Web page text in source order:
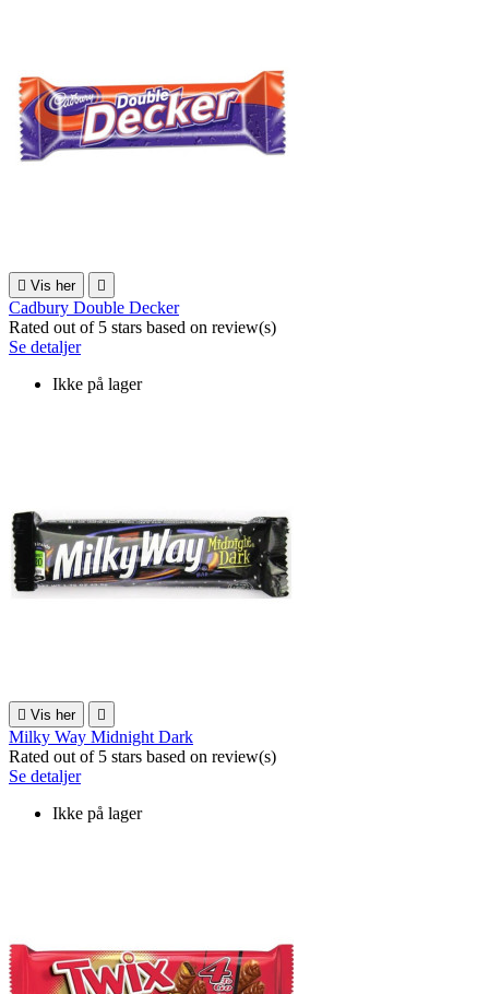
 Vis her 
Cadbury Double Decker
Rated out of 5 stars based on review(s)
Se detaljer
Ikke på lager
 Vis her 
Milky Way Midnight Dark
Rated out of 5 stars based on review(s)
Se detaljer
Ikke på lager